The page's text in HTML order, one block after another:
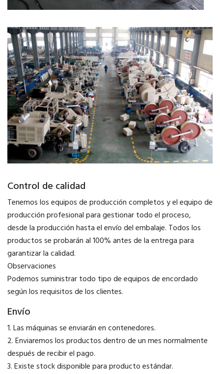
Control de calidad
Tenemos los equipos de producción completos y el equipo de
producción profesional para gestionar todo el proceso,
desde la producción hasta el envío del embalaje. Todos los
productos se probarán al 100% antes de la entrega para
garantizar la calidad.
Observaciones
Podemos suministrar todo tipo de equipos de encordado
según los requisitos de los clientes.
Envío
1. Las máquinas se enviarán en contenedores.
2. Enviaremos los productos dentro de un mes normalmente
después de recibir el pago.
3. Existe stock disponible para producto estándar.